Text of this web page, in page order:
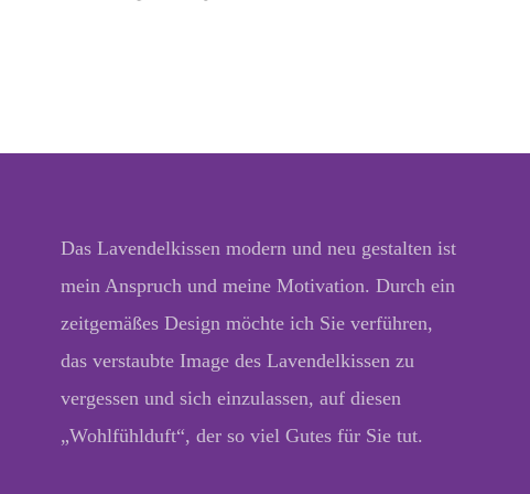
Das Lavendelkissen modern und neu gestalten ist
mein Anspruch und meine Motivation. Durch ein
zeitgemäßes Design möchte ich Sie verführen,
das verstaubte Image des Lavendelkissen zu
vergessen und sich einzulassen, auf diesen
„Wohlfühlduft“, der so viel Gutes für Sie tut.